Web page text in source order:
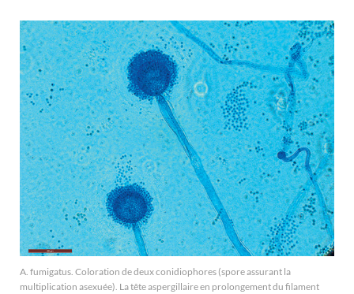
A. fumigatus. Coloration de deux conidiophores (spore assurant la
multiplication asexuée). La tête aspergillaire en prolongement du filament